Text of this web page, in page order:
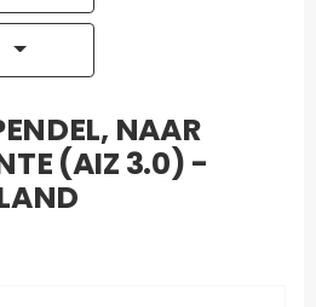
NAAR
(AIZ 3.0) -